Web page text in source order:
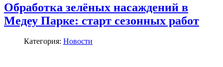
Обработка зелёных насаждений в
Медеу Парке: старт сезонных работ
Категория: Новости